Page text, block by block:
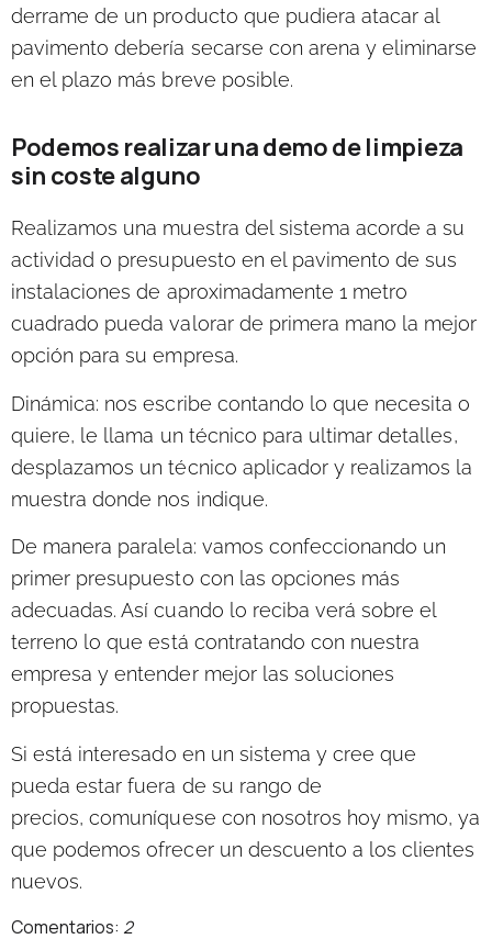
derrame de un producto que pudiera atacar al
pavimento debería secarse con arena y eliminarse
en el plazo más breve posible.
Podemos realizar una demo de limpieza
sin coste alguno
Realizamos una muestra del sistema acorde a su
actividad o presupuesto en el pavimento de sus
instalaciones de aproximadamente 1 metro
cuadrado pueda valorar de primera mano la mejor
opción para su empresa.
Dinámica: nos escribe contando lo que necesita o
quiere, le llama un técnico para ultimar detalles,
desplazamos un técnico aplicador y realizamos la
muestra donde nos indique.
De manera paralela: vamos confeccionando un
primer presupuesto con las opciones más
adecuadas. Así cuando lo reciba verá sobre el
terreno lo que está contratando con nuestra
empresa y entender mejor las soluciones
propuestas.
Si está interesado en un sistema y cree que
pueda estar fuera de su rango de
precios,comuníquese con nosotros hoy mismo, ya
que podemos ofrecer un descuento a los clientes
nuevos.
Comentarios: 2